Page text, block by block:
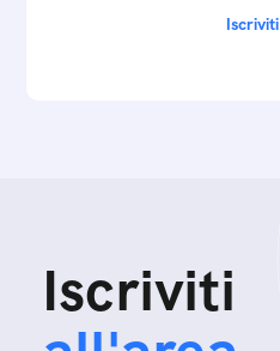
Iscriviti
Iscriviti